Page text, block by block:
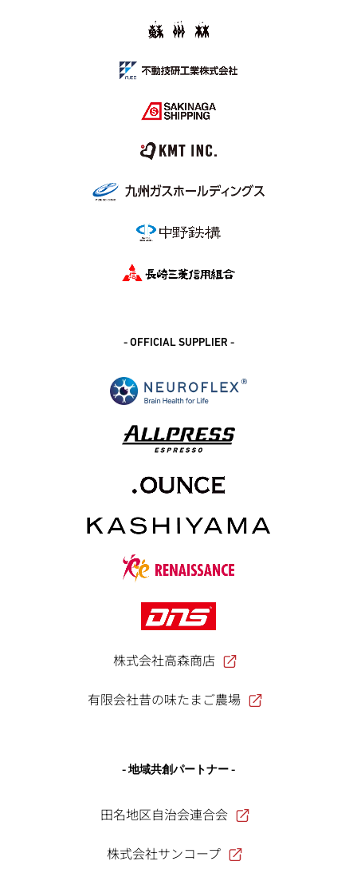
- OFFICIAL SUPPLIER -
株式会社高森商店
有限会社昔の味たまご農場
- 地域共創パートナー -
田名地区自治会連合会
株式会社サンコープ